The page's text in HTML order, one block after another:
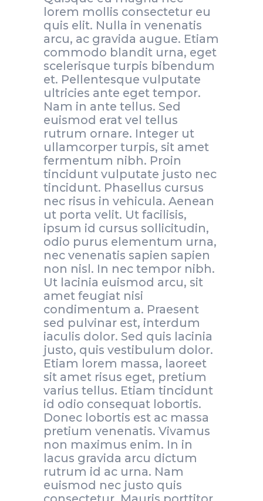
lorem mollis consectetur eu
quis elit. Nulla in venenatis
arcu, ac gravida augue. Etiam
commodo blandit urna, eget
scelerisque turpis bibendum
et. Pellentesque vulputate
ultricies ante eget tempor.
Nam in ante tellus. Sed
euismod erat vel tellus
rutrum ornare. Integer ut
ullamcorper turpis, sit amet
fermentum nibh. Proin
tincidunt vulputate justo nec
tincidunt. Phasellus cursus
nec risus in vehicula. Aenean
ut porta velit. Ut facilisis,
ipsum id cursus sollicitudin,
odio purus elementum urna,
nec venenatis sapien sapien
non nisl. In nec tempor nibh.
Ut lacinia euismod arcu, sit
amet feugiat nisi
condimentum a. Praesent
sed pulvinar est, interdum
iaculis dolor. Sed quis lacinia
justo, quis vestibulum dolor.
Etiam lorem massa, laoreet
sit amet risus eget, pretium
varius tellus. Etiam tincidunt
id odio consequat lobortis.
Donec lobortis est ac massa
pretium venenatis. Vivamus
non maximus enim. In in
lacus gravida arcu dictum
rutrum id ac urna. Nam
euismod nec justo quis